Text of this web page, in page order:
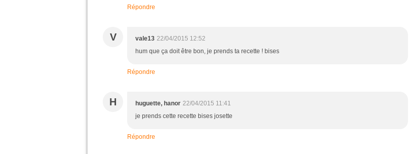
Répondre
V vale13 22/04/2015 12:52
hum que ça doit être bon, je prends ta recette ! bises
Répondre
H huguette, hanor 22/04/2015 11:41
je prends cette recette bises josette
Répondre